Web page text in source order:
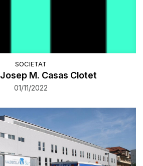
SOCIETAT
M. Casas Clotet
01/11/2022